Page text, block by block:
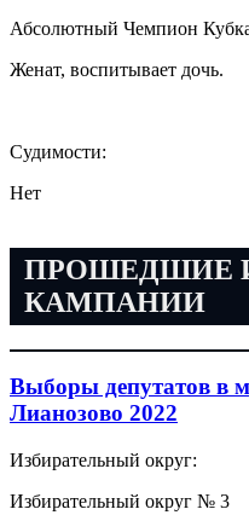
Абсолютный Чемпион
Женат, воспитывает дочь.
Судимости:
Нет
ПРОШЕДШИЕ
КАМПАНИИ
Выборы депутатов в
Лианозово 2022
Избирательный округ:
Избирательный округ № 3